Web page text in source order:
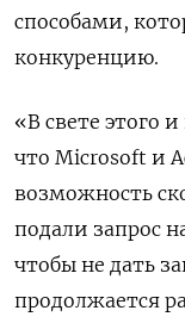
способами,
конкуренцию.
«В свете этого
что Microsoft и
возможность
подали запрос
чтобы не дать
продолжается